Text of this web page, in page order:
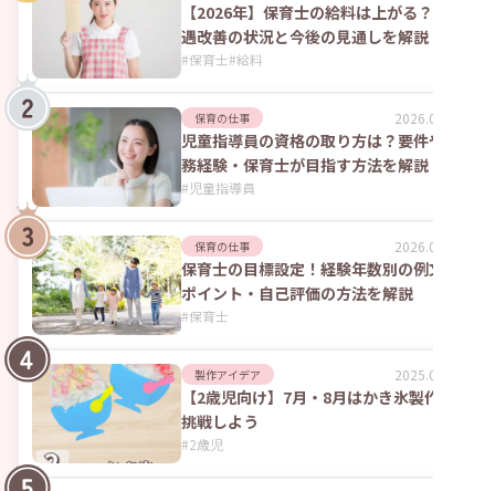
【2026年】保育士の給料は上がる？処
遇改善の状況と今後の見通しを解説
#保育士#給料
保育の仕事 2026.07.24
児童指導員の資格の取り方は？要件や実
務経験・保育士が目指す方法を解説
#児童指導員
保育の仕事 2026.02.09
保育士の目標設定！経験年数別の例文や
ポイント・自己評価の方法を解説
#保育士
製作アイデア 2025.09.04
【2歳児向け】7月・8月はかき氷製作に
挑戦しよう
#2歳児